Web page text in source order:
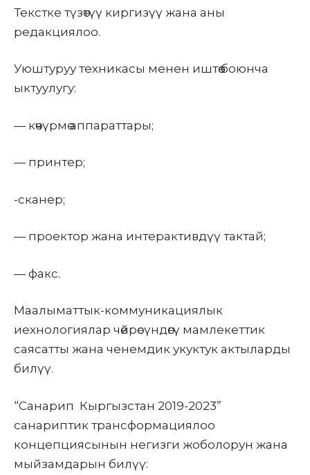
Текстке түзөтүү киргизүү жана аны
редакциялоо.
Уюштуруу техникасы менен иштөө боюнча
ыктуулугу:
— көчүрмө аппараттары;
— принтер;
-сканер;
— проектор жана интерактивдүү тактай;
— факс.
Маалыматтык-коммуникациялык
иехнологиялар чөйрөсүндөгү мамлекеттик
саясатты жана ченемдик укуктук актыларды
билүү.
“Санарип Кыргызстан 2019-2023”
санариптик трансформациялоо
концепциясынын негизги жоболорун жана
мыйзамдарын билүү: